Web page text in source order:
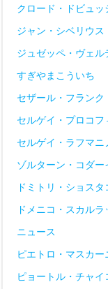
クロード・ドビュッ
ジャン・シベリウス
ジュゼッペ・ヴェル
すぎやまこういち
セザール・フランク
セルゲイ・プロコフ
セルゲイ・ラフマニ
ゾルターン・コダー
ドミトリ・ショス
ドメニコ・スカルラ
ニュース
ピエトロ・マスカー
ピョートル・チャイ